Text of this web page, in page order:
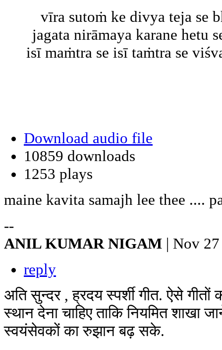
vīra sutoṁ ke divya teja se
jagata nirāmaya karane hetu
isī maṁtra se isī taṁtra se
Download audio file
10859 downloads
1253 plays
maine kavita samajh lee thee ....
--
ANIL KUMAR NIGAM | Nov
reply
अति सुन्दर , ह्रदय स्पर्शी गीत. ऐसे
स्थान देना चाहिए ताकि नियमित शाखा
स्वयंसेवकों का रुझान बढ़ सके.